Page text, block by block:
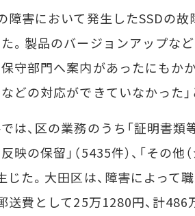
障害において発生したSSDの
。製品のバージョンアップな
守部門へ案内があったにもか
どの対応ができていなかった」
は、区の業務のうち「証明書類
映の保留」（5435件）、「その
じた。大田区は、障害によっ
送費として25万1280円、計